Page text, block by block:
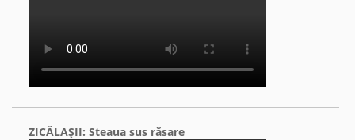
ZICĂLAŞII: Steaua sus răsare